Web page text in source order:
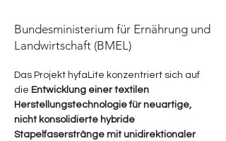
Bundesministerium für Ernährung und
Landwirtschaft (BMEL)
Das Projekt hyfaLite konzentriert sich auf
die Entwicklung einer textilen
Herstellungstechnologie für neuartige,
nicht konsolidierte hybride
Stapelfaserstränge mit unidirektionaler